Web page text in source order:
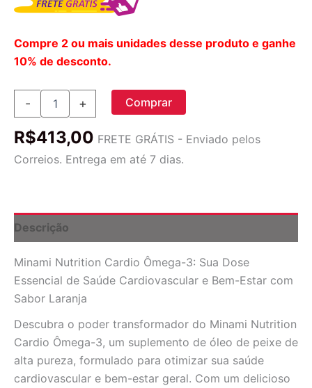
Compre 2 ou mais unidades desse produto e ganhe
10% de desconto.
-
Minami
Ômega-
Óleo
Laranja
60
quantidade
+ Comprar
R$413,00 FRETE GRÁTIS - Enviado pelos
Correios. Entrega em até 7 dias.
Descrição
Minami Nutrition Cardio Ômega-3: Sua Dose
Essencial de Saúde Cardiovascular e Bem-Estar com
Sabor Laranja
Descubra o poder transformador do Minami Nutrition
Cardio Ômega-3, um suplemento de óleo de peixe de
alta pureza, formulado para otimizar sua saúde
cardiovascular e bem-estar geral. Com um delicioso